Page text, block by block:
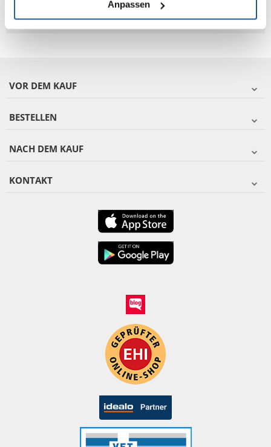
Anpassen
Zusätzliche Fotos
VOR DEM KAUF
BESTELLEN
NACH DEM KAUF
KONTAKT